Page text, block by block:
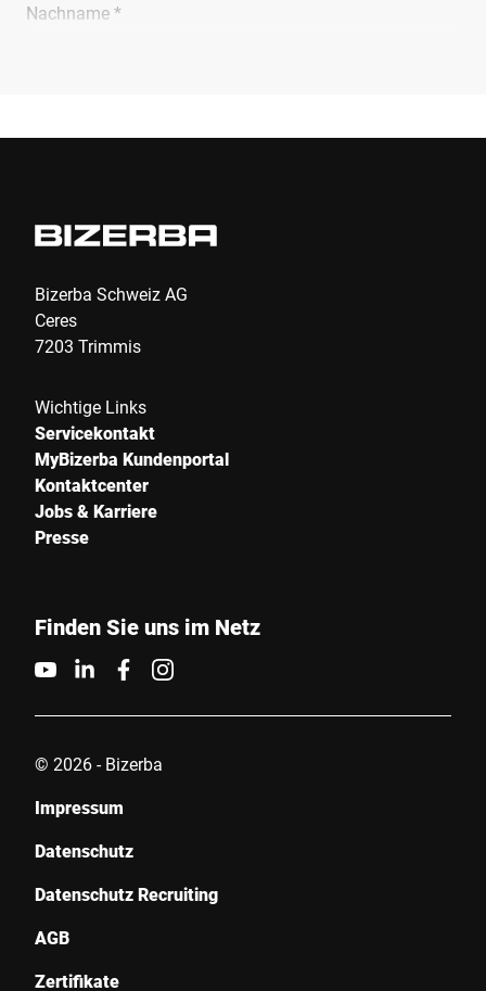
Nachname *
PLZ *
Stadt *
Ihre Nachricht an uns *
Hiermit bestätige ich, dass ich mit der Nutzung meiner Daten zur
Informationen finden Sie in den
Bizerba Schweiz AG
Ceres
7203 Trimmis
Wichtige Links
Servicekontakt
MyBizerba Kundenportal
Kontaktcenter
Jobs & Karriere
Presse
Finden Sie uns im Netz
© 2026 - Bizerba
Impressum
Datenschutz
Datenschutz Recruiting
AGB
Zertifikate